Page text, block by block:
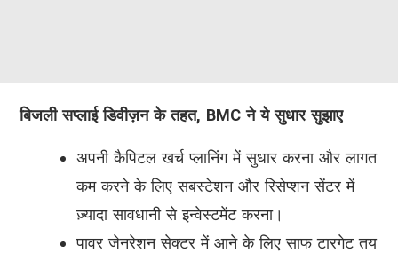
बिजली सप्लाई डिवीज़न के तहत, BMC ने ये सुधार सुझाए
अपनी कैपिटल खर्च प्लानिंग में सुधार करना और लागत
कम करने के लिए सबस्टेशन और रिसेप्शन सेंटर में
ज़्यादा सावधानी से इन्वेस्टमेंट करना।
पावर जेनरेशन सेक्टर में आने के लिए साफ टारगेट तय